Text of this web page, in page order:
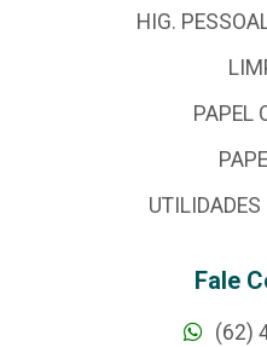
HIG.
PAPEL
Fale
(62)